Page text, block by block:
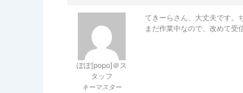
ぽぽ[popo]＠ス
タッフ
キーマスター
てきーらさん、大丈夫です。
まだ作業中なので、改めて受